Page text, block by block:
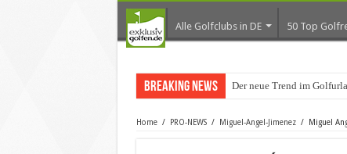
Alle Golfclubs in DE 50 Top
Breaking News Der neue Trend im
Home / PRO-NEWS / Miguel-Angel-Jimenez / Miguel